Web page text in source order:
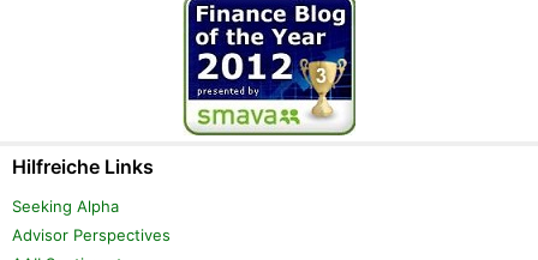
Hilfreiche Links
Seeking Alpha
Advisor Perspectives